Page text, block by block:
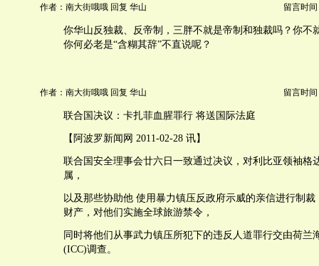
作者：南大街哦哦 回复 华山 留言时间
你华山反独裁、反帝制，三胖不就是帝制和独裁吗？你不
你何必老是“含糊其辞”不直说呢？
作者：南大街哦哦 回复 华山 留言时间
联合国决议：卡扎菲血腥罪行 将送国际法庭
【阿波罗新闻网 2011-02-28 讯】
联合国安全理事会廿六日一致通过决议，对利比亚领袖格
属，
以及那些协助他 使用暴力镇压反政府示威的亲信进行制
财产，对他们实施全球旅游禁令，
同时将他们从事武力镇压所犯下的违反人道罪行交由荷兰
(ICC)调查。